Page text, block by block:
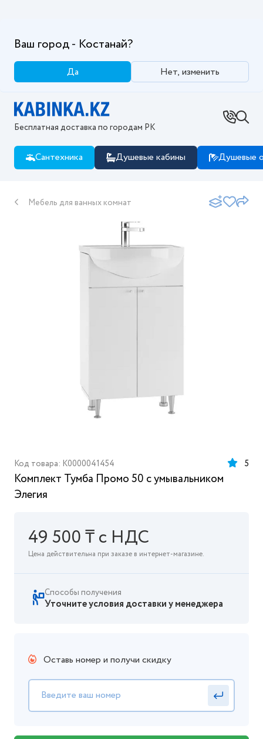
Ваш город - Костанай?
Да Нет, изменить
Бесплатная доставка по городам РК
Сантехника Душевые кабины Душевые
Мебель для ванных комнат
Код товара: K0000041454 5
Комплект Тумба Промо 50 с умывальником
Элегия
49 500 ₸ с НДС
Цена действительна при заказе в интернет-магазине.
Способы получения
Уточните условия доставки у менеджера
Оставь номер и получи скидку